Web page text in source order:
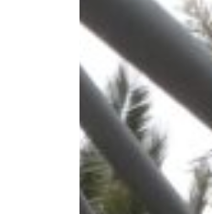
Ir a su web